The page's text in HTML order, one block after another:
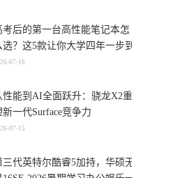
考后的第一台高性能笔记本怎
选？这5款让你大学四年一步到
07-16
性能到AI全面跃升：骁龙X2重
新一代Surface竞争力
07-15
三代英特尔酷睿5加持，华硕无